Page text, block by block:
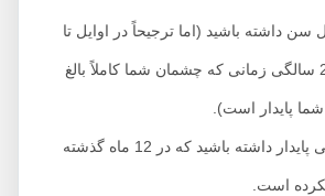
سن داشته باشید (اما ترجیحاً در اوایل تا
دهه 20 سالگی زمانی که چشمان شما کاملاً بالغ
است).
یک نسخه بینایی پایدار داشته باشید که در 12 ماه گذشته
است.